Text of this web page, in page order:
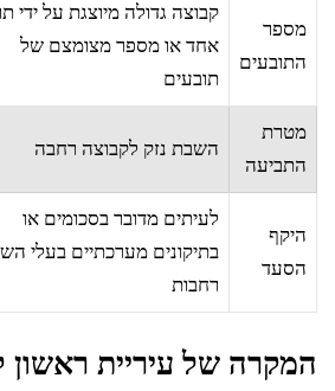
מספר
התובעים
קבוצה גדולה מיוצגת על ידי
אחד או מספר מצומצם של
תובעים
מטרת
התביעה
השבת נזק לקבוצה רחבה
היקף
הסעד
לעיתים מדובר בסכומים או
בתיקונים מערכתיים בעלי
רחבות
המקרה של עיריית ראשון